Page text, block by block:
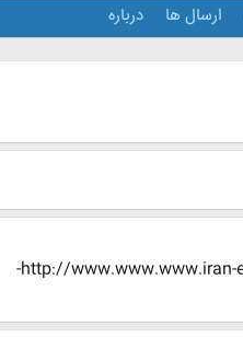
ارسال ها درباره
http://www.www.www.iran-eng.ir/showthread.php/440328-